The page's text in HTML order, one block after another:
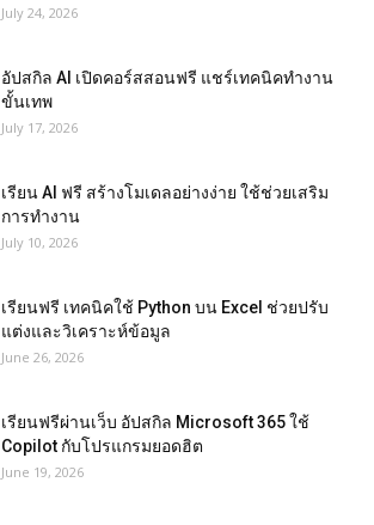
July 24, 2026
อัปสกิล AI เปิดคอร์สสอนฟรี แชร์เทคนิคทำงาน
ขั้นเทพ
July 17, 2026
เรียน AI ฟรี สร้างโมเดลอย่างง่าย ใช้ช่วยเสริม
การทำงาน
July 10, 2026
เรียนฟรี เทคนิคใช้ Python บน Excel ช่วยปรับ
แต่งและวิเคราะห์ข้อมูล
June 26, 2026
เรียนฟรีผ่านเว็บ อัปสกิล Microsoft 365 ใช้
Copilot กับโปรแกรมยอดฮิต
June 19, 2026